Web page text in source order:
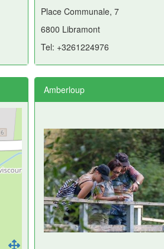
Place Communale, 7
6800 Libramont
Tel: +3261224976
Amberloup